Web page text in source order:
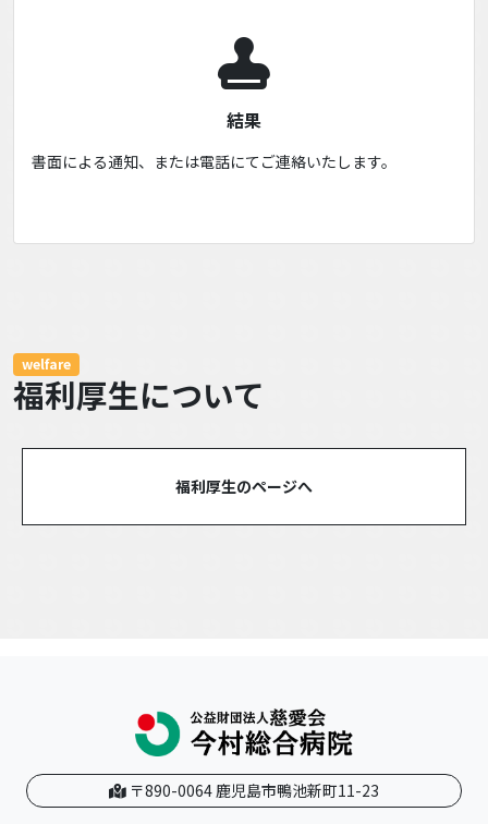
結果
書面による通知、または電話にてご連絡いたします。
welfare
福利厚生について
福利厚生のページへ
〒890-0064 鹿児島市鴨池新町11-23